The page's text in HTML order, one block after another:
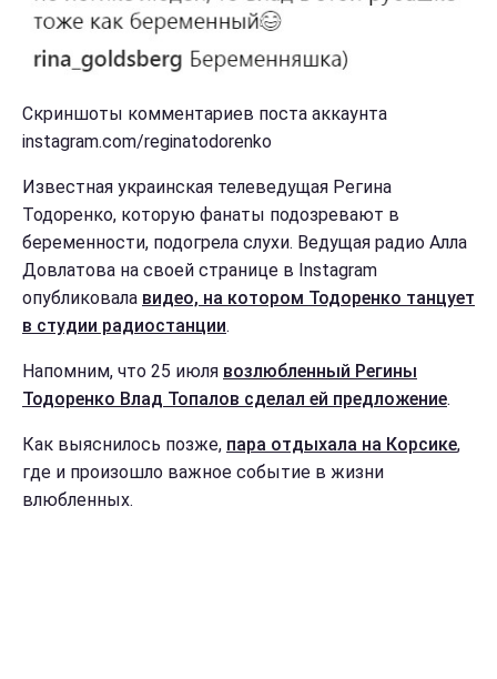
Скриншоты комментариев поста аккаунта
instagram.com/reginatodorenko
Известная украинская телеведущая Регина
Тодоренко, которую фанаты подозревают в
беременности, подогрела слухи. Ведущая радио Алла
Довлатова на своей странице в Instagram
опубликовала видео, на котором Тодоренко танцует
в студии радиостанции.
Напомним, что 25 июля возлюбленный Регины
Тодоренко Влад Топалов сделал ей предложение.
Как выяснилось позже, пара отдыхала на Корсике,
где и произошло важное событие в жизни
влюбленных.